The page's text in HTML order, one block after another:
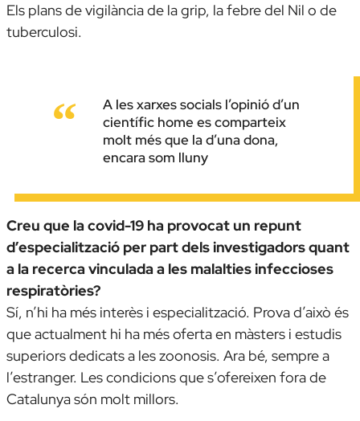
Els plans de vigilància de la grip, la febre del Nil o de
tuberculosi.
A les xarxes socials l’opinió d’un
científic home es comparteix
molt més que la d’una dona,
encara som lluny
Creu que la covid-19 ha provocat un repunt
d’especialització per part dels investigadors quant
a la recerca vinculada a les malalties infeccioses
respiratòries?
Sí, n’hi ha més interès i especialització. Prova d’això és
que actualment hi ha més oferta en màsters i estudis
superiors dedicats a les zoonosis. Ara bé, sempre a
l’estranger. Les condicions que s’ofereixen fora de
Catalunya són molt millors.